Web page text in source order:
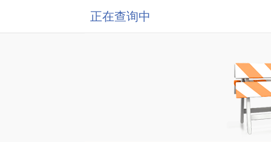
正在查询中